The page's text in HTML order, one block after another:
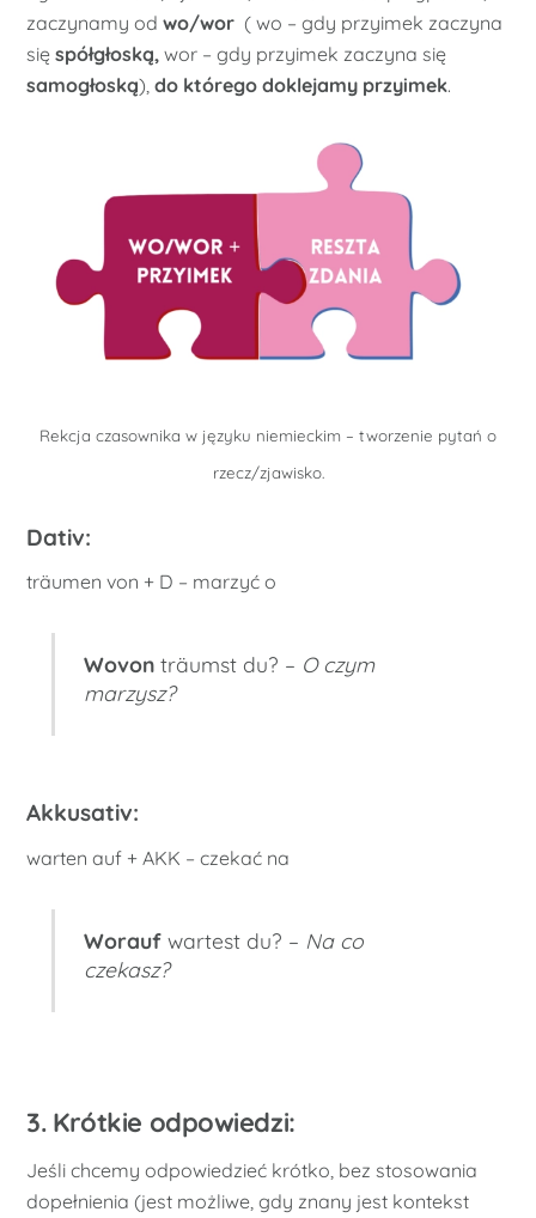
zaczynamy odwo/wor ( wo – gdy przyimek zaczyna
sięspółgłoską,wor – gdy przyimek zaczyna się
samogłoską),do którego doklejamy przyimek.
Rekcja czasownika w języku niemieckim – tworzenie pytań o
rzecz/zjawisko.
Dativ:
träumen von + D – marzyć o
Wovon träumst du? – O czym
marzysz?
Akkusativ:
warten auf + AKK – czekać na
Woraufwartest du? – Na co
czekasz?
3. Krótkie odpowiedzi:
Jeśli chcemy odpowiedzieć krótko, bez stosowania
dopełnienia (jest możliwe, gdy znany jest kontekst